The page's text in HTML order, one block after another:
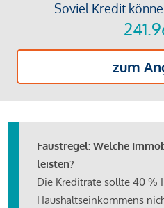
Soviel Kredit
zum
Faustregel: Welche
leisten?
Die Kreditrate sollte 40 %
Haushaltseinkommens